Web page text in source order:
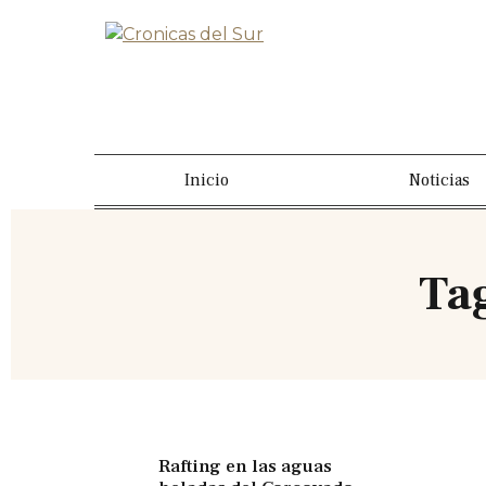
Inicio Noticias
Rafting en las aguas